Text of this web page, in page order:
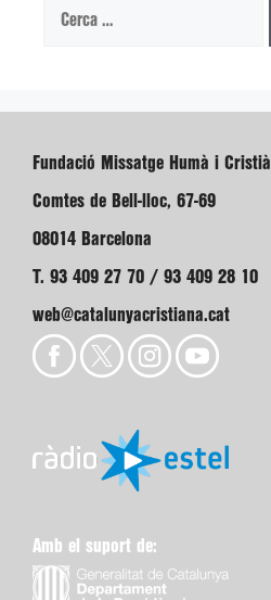
Cerca:
Fundació Missatge Humà i Cristià
Comtes de Bell-lloc, 67-69
08014 Barcelona
T. 93 409 27 70 / 93 409 28 10
web@catalunyacristiana.cat
Amb el suport de: